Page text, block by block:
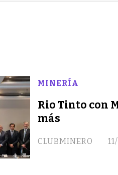
Rio Tinto con
más
CLUBMINERO
MINERÍA